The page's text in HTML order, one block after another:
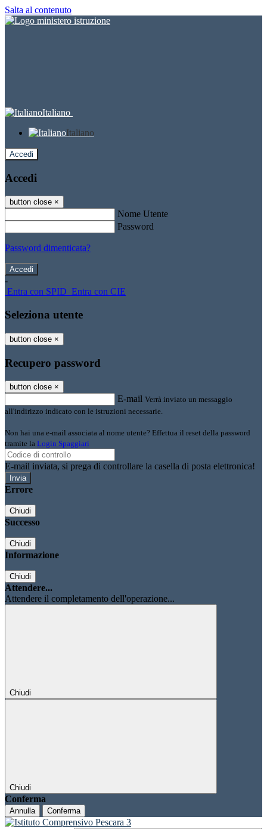
Salta al contenuto
Italiano
Italiano
Accedi
Accedi
button close ×
Nome Utente
Password
Password dimenticata?
-
Entra con SPID Entra con CIE
Seleziona utente
button close ×
Recupero password
button close ×
E-mail Verrà inviato un messaggio
all'indirizzo indicato con le istruzioni necessarie.
Non hai una e-mail associata al nome utente? Effettua il reset della password
tramite la Login Spaggiari
E-mail inviata, si prega di controllare la casella di posta elettronica!
Errore
Chiudi
Successo
Chiudi
Informazione
Chiudi
Attendere...
Attendere il completamento dell'operazione...
Chiudi
Chiudi
Conferma
Annulla Conferma